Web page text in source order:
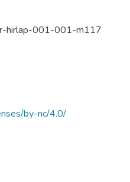
hirlap-001-001-m117
by-nc/4.0/